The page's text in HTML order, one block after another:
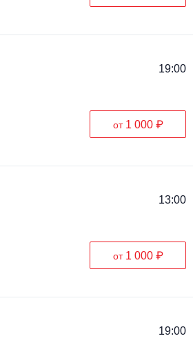
19:00
от 1 000 ₽
13:00
от 1 000 ₽
19:00